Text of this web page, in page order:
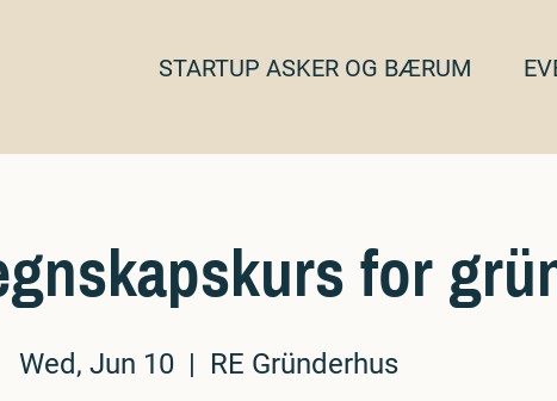
STARTUP ASKER OG BÆRUM
for
Wed, Jun 10
  |
RE Gründerhus